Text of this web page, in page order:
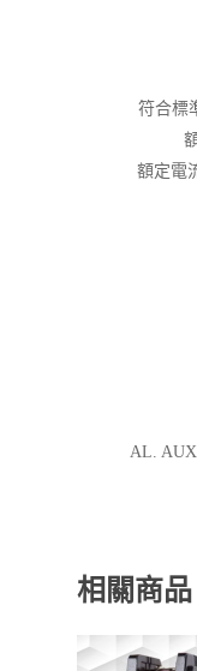
符合標
額定電
AL.
相關商品